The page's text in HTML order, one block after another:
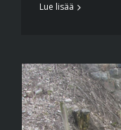
Lue lisää